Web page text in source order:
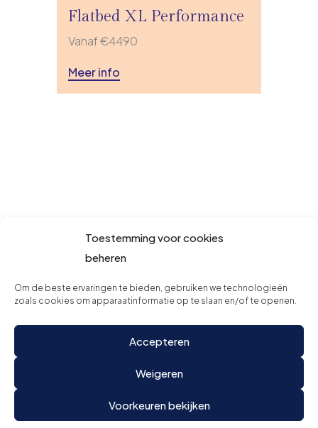
Toestemming voor cookies
beheren
Om de beste ervaringen te bieden, gebruiken we technologieën
zoals cookies om apparaatinformatie op te slaan en/of te openen.
Accepteren
Weigeren
Voorkeuren bekijken
Flatbed XL Performance
Vanaf €4490
Meer info